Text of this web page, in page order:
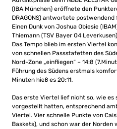
(IBA München) eröffnete den
DRAGONS) antwortete
Einen Dunk von Joshua Obiesie
Thiemann (TSV Bayer 04
Das Tempo blieb im ersten Viertel
von schnellen Passstafetten des
Nord-Zone „einfliegen“ – 14:8
Führung des Südens erstmals
Minuten hieß es 20:11.
Das erste Viertel lief nicht so, wie es
vorgestellt hatten, entsprechend
Viertel. Vier schnelle Punkte von
Baskets), und schon war der Norden